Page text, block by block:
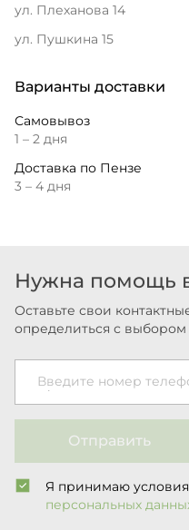
ул. Плеханова 14
ул. Пушкина 15
Варианты доставки
Самовывоз
1 – 2 дня
Доставка по Пензе
3 – 4 дня
Нужна помощь
Оставьте свои
определиться с выбором
Введите номер
Отправить
Я принимаю
персональных